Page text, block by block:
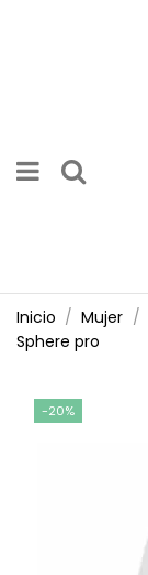
Inicio Mujer
Sphere pro
-20%